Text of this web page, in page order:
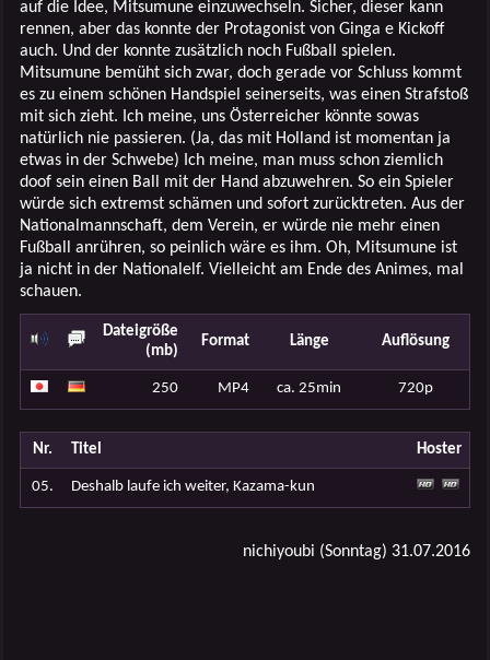
auf die Idee, Mitsumune einzuwechseln. Sicher, dieser kann
rennen, aber das konnte der Protagonist von Ginga e Kickoff
auch. Und der konnte zusätzlich noch Fußball spielen.
Mitsumune bemüht sich zwar, doch gerade vor Schluss kommt
es zu einem schönen Handspiel seinerseits, was einen Strafstoß
mit sich zieht. Ich meine, uns Österreicher könnte sowas
natürlich nie passieren. (Ja, das mit Holland ist momentan ja
etwas in der Schwebe) Ich meine, man muss schon ziemlich
doof sein einen Ball mit der Hand abzuwehren. So ein Spieler
würde sich extremst schämen und sofort zurücktreten. Aus der
Nationalmannschaft, dem Verein, er würde nie mehr einen
Fußball anrühren, so peinlich wäre es ihm. Oh, Mitsumune ist
ja nicht in der Nationalelf. Vielleicht am Ende des Animes, mal
schauen.
Dateigröße
(mb)
Format Länge Auflösung
250 MP4 ca. 25min 720p
Nr. Titel Hoster
05. Deshalb laufe ich weiter, Kazama-kun
nichiyoubi (Sonntag) 31.07.2016